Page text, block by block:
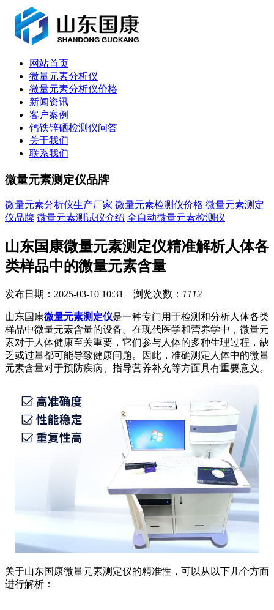
网站首页
微量元素分析仪
微量元素分析仪价格
新闻资讯
客户案例
钙铁锌硒检测仪问答
关于我们
联系我们
微量元素测定仪品牌
微量元素分析仪生产厂家 微量元素检测仪价格 微量元素测定
仪品牌 微量元素测试仪介绍 全自动微量元素检测仪
山东国康微量元素测定仪精准解析人体各
类样品中的微量元素含量
发布日期：2025-03-10 10:31 浏览次数： 1112
山东国康微量元素测定仪是一种专门用于检测和分析人体各类
样品中微量元素含量的设备。在现代医学和营养学中，微量元
素对于人体健康至关重要，它们参与人体的多种生理过程，缺
乏或过量都可能导致健康问题。因此，准确测定人体中的微量
元素含量对于预防疾病、指导营养补充等方面具有重要意义。
关于山东国康微量元素测定仪的精准性，可以从以下几个方面
进行解析：